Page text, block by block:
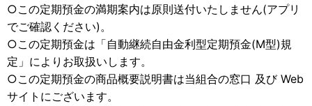
○この定期預金の満期案内は原則送付いたしません(アプリ
でご確認ください)。
○この定期預金は「自動継続自由金利型定期預金(M型)規
定」によりお取扱いします。
○この定期預金の商品概要説明書は当組合の窓口 及び Web
サイトにございます。